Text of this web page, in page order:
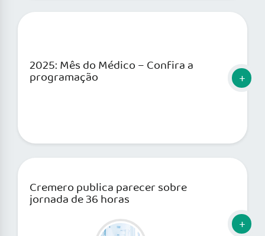
2025: Mês do Médico – Confira a
programação
Cremero publica parecer sobre
jornada de 36 horas